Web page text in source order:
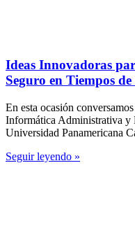
Ideas Innovadoras
Seguro en Tiempos
En esta ocasión
Informática Administrativa y
Universidad Panamericana
Seguir leyendo »